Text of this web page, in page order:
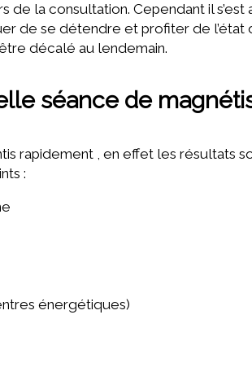
la consultation. Cependant il
de se détendre et profiter de l’état
décalé au lendemain.
séance de
rapidement , en effet les résultats
:
énergétiques)